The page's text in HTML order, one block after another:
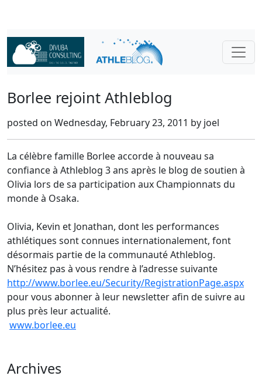
Borlee rejoint Athleblog
posted on Wednesday, February 23, 2011 by joel
La célèbre famille Borlee accorde à nouveau sa
confiance à Athleblog 3 ans après le blog de soutien à
Olivia lors de sa participation aux Championnats du
monde à Osaka.
Olivia, Kevin et Jonathan, dont les performances
athlétiques sont connues internationalement, font
désormais partie de la communauté Athleblog.
N’hésitez pas à vous rendre à l’adresse suivante
http://www.borlee.eu/Security/RegistrationPage.aspx
pour vous abonner à leur newsletter afin de suivre au
plus près leur actualité.
www.borlee.eu
Archives